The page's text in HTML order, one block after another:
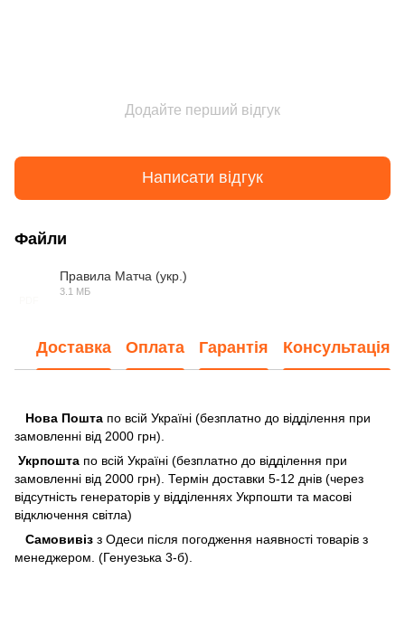
Додайте перший відгук
Написати відгук
Файли
Правила Матча (укр.)
3.1 МБ
Доставка Оплата Гарантія Консультація
Нова Пошта по всій Україні (безплатно до відділення при
замовленні від 2000 грн).
Укрпошта по всій Україні (безплатно до відділення при
замовленні від 2000 грн). Термін доставки 5-12 днів (через
відсутність генераторів у відділеннях Укрпошти та масові
відключення світла)
Самовивіз з Одеси після погодження наявності товарів з
менеджером. (Генуезька 3-б).